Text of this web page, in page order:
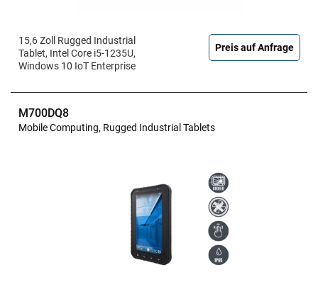
15,6 Zoll Rugged Industrial
Tablet, Intel Core i5-1235U,
Windows 10 IoT Enterprise
Preis auf Anfrage
M700DQ8
Mobile Computing, Rugged Industrial Tablets